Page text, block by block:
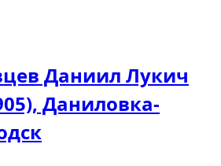
Даниил Лукич
Даниловка-